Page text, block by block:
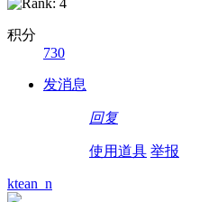
积分
730
发消息
回复
使用道具 举报
ktean_n